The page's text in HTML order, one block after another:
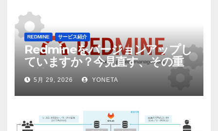
REDMINE サービス紹介
Redmineをバージョンアップし
ていますか？今見直す、その重
要性
5月 29, 2026 YONETA